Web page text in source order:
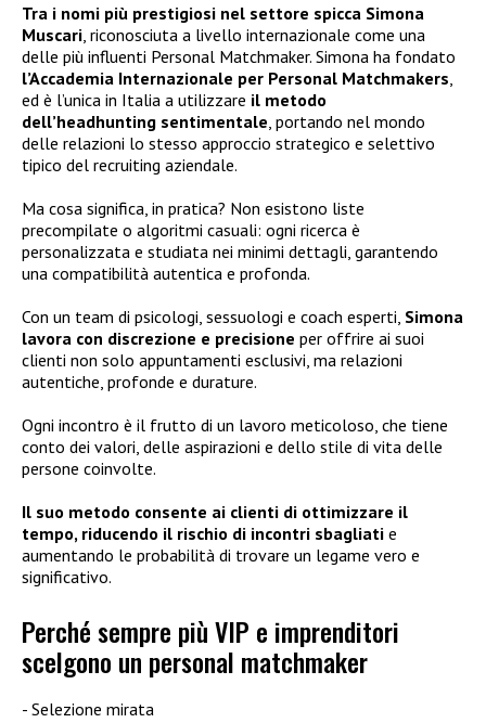
Tra i nomi più prestigiosi nel settore spicca Simona
Muscari , riconosciuta a livello internazionale come una
delle più influenti Personal Matchmaker. Simona ha fondato
l’Accademia Internazionale per Personal Matchmakers
ed è l’unica in Italia a utilizzare il metodo
dell’headhunting sentimentale , portando nel mondo
delle relazioni lo stesso approccio strategico e selettivo
tipico del recruiting aziendale.
Ma cosa significa, in pratica? Non esistono liste
precompilate o algoritmi casuali: ogni ricerca è
personalizzata e studiata nei minimi dettagli, garantendo
una compatibilità autentica e profonda.
Con un team di psicologi, sessuologi e coach esperti, Simona
lavora con discrezione e precisione per offrire ai suoi
clienti non solo appuntamenti esclusivi, ma relazioni
autentiche, profonde e durature.
Ogni incontro è il frutto di un lavoro meticoloso, che tiene
conto dei valori, delle aspirazioni e dello stile di vita delle
persone coinvolte.
Il suo metodo consente ai clienti di ottimizzare il
tempo, riducendo il rischio di incontri sbagliati e
aumentando le probabilità di trovare un legame vero e
significativo.
Perché sempre più VIP e imprenditori
scelgono un personal matchmaker
Selezione mirata